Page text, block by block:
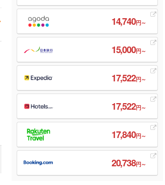
14,740円～
15,000円～
17,522円～
17,522円～
17,840円～
20,738円～